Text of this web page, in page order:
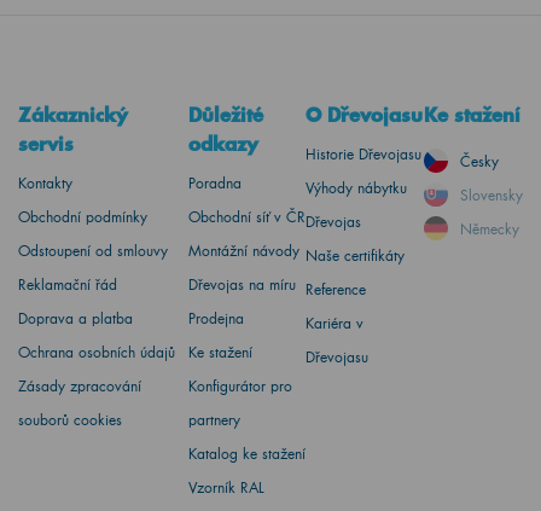
Zákaznický
servis
Kontakty
Obchodní podmínky
Odstoupení od smlouvy
Reklamační řád
Doprava a platba
Ochrana osobních údajů
Zásady zpracování
souborů cookies
Důležité
odkazy
Poradna
Obchodní síť v ČR
Montážní návody
Dřevojas na míru
Prodejna
Ke stažení
Konfigurátor pro
partnery
Katalog ke stažení
Vzorník RAL
O Dřevojasu
Historie Dřevojasu
Výhody nábytku
Dřevojas
Naše certifikáty
Reference
Kariéra v
Dřevojasu
Ke stažení
Česky
Slovensky
Německy